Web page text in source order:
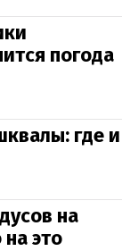
погода
где и
на
это